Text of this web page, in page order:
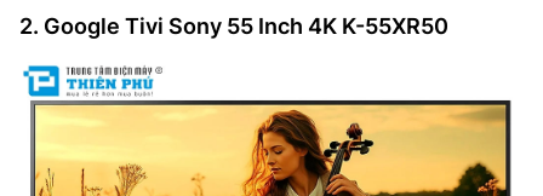
2. Google Tivi Sony 55 Inch 4K K-55XR50